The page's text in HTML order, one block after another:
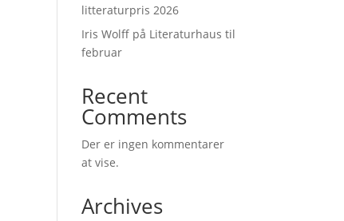
litteraturpris 2026
Iris Wolff på Literaturhaus til
februar
Recent
Comments
Der er ingen kommentarer
at vise.
Archives